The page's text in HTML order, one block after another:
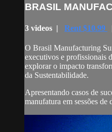
BRASIL
3 videos | Rent $10.99
O Brasil Manufacturing
executivos e profissionais
explorar o impacto
da Sustentabilidade.
Apresentando casos de
manufatura em sessões de